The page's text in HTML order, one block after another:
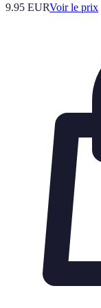
9.95 EURVoir le prix